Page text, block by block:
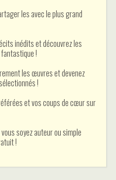
les avec le plus grand
inédits et découvrez les
!
les œuvres et devenez
!
et vos coups de cœur sur
soyez auteur ou simple
!